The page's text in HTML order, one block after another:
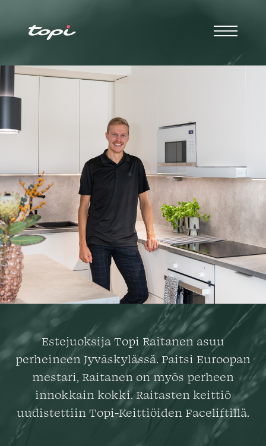
Estejuoksija Topi Raitanen asuu
perheineen Jyväskylässä. Paitsi Euroopan
mestari, Raitanen on myös perheen
innokkain kokki. Raitasten keittiö
uudistettiin Topi-Keittiöiden Faceliftillä.